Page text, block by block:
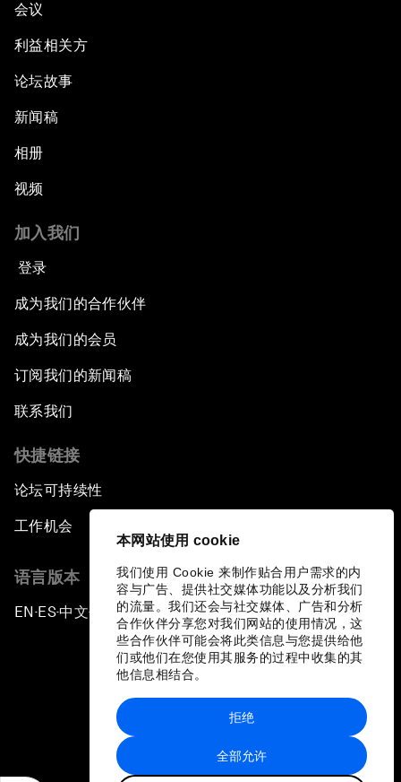
本网站使用 cookie
我们使用 Cookie 来制作贴合用户需求的内
容与广告、提供社交媒体功能以及分析我们
的流量。我们还会与社交媒体、广告和分析
合作伙伴分享您对我们网站的使用情况，这
些合作伙伴可能会将此类信息与您提供给他
们或他们在您使用其服务的过程中收集的其
他信息相结合。
全部允许
拒绝
会议
利益相关方
论坛故事
新闻稿
相册
视频
加入我们
登录
成为我们的合作伙伴
成为我们的会员
订阅我们的新闻稿
联系我们
快捷链接
论坛可持续性
工作机会
语言版本
EN ▪ ES▪中文▪ 日本語
站点地图